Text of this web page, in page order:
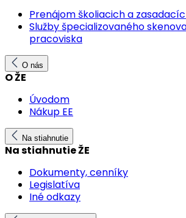
Prenájom školiacich a
Služby špecializovaného
pracoviska
O nás
O ŽE
Úvodom
Nákup EE
Na stiahnutie
Na stiahnutie ŽE
Dokumenty, cenníky
Legislatíva
Iné odkazy